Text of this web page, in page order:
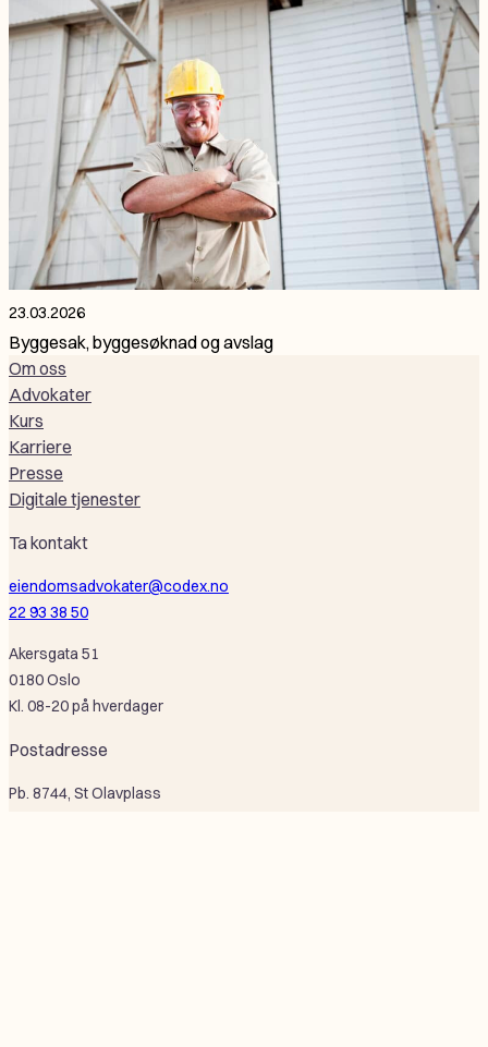
23.03.2026
Byggesak, byggesøknad og avslag
Ta kontakt
eiendomsadvokater@codex.no
22 93 38 50
Akersgata 51
0180 Oslo
Kl. 08-20 på hverdager
Postadresse
Pb. 8744, St Olavplass
Om oss
Advokater
Kurs
Karriere
Presse
Digitale tjenester